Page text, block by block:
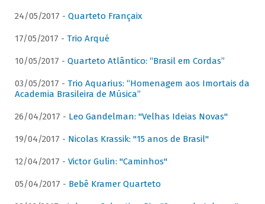
24/05/2017 - Quarteto Françaix
17/05/2017 - Trio Arqué
10/05/2017 - Quarteto Atlântico: “Brasil em Cordas”
03/05/2017 - Trio Aquarius: “Homenagem aos Imortais da
Academia Brasileira de Música”
26/04/2017 - Leo Gandelman: "Velhas Ideias Novas"
19/04/2017 - Nicolas Krassik: "15 anos de Brasil"
12/04/2017 - Victor Gulin: "Caminhos"
05/04/2017 - Bebê Kramer Quarteto